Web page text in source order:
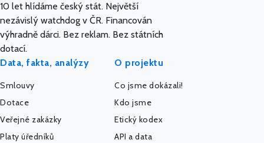
10 let hlídáme český stát. Největší
nezávislý watchdog v ČR. Financován
výhradně dárci. Bez reklam. Bez státních
dotací.
Data, fakta, analýzy
Smlouvy
Dotace
Veřejné zakázky
Platy úředníků
O projektu
Co jsme dokázali!
Kdo jsme
Etický kodex
API a data